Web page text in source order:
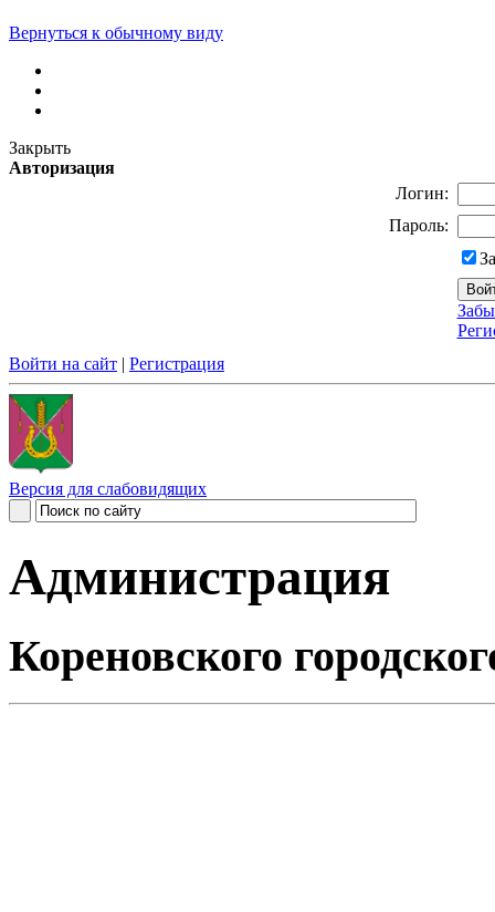
Вернуться к обычному виду
Закрыть
Авторизация
Логин:
Пароль:
Войти на сайт | Регистрация
Версия для слабовидящих
Администрация
Кореновского